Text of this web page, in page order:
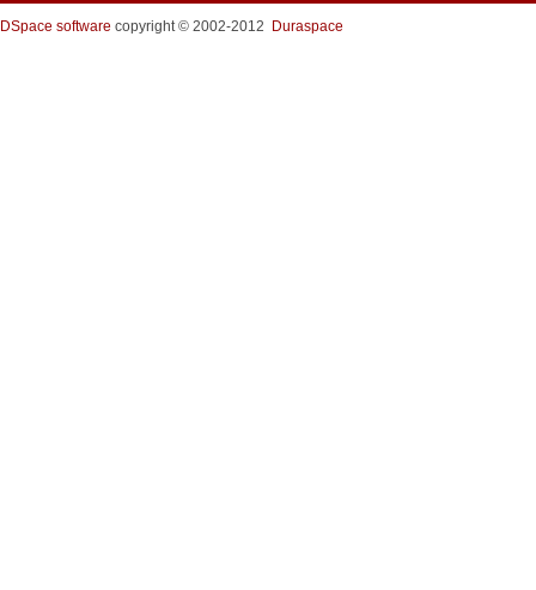
DSpace software copyright © 2002-2012 Duraspace